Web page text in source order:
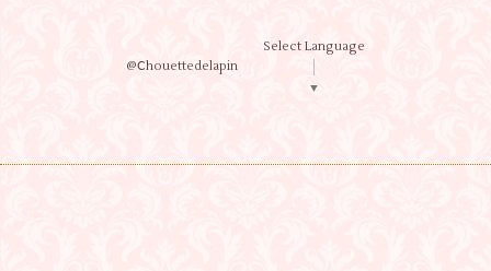
@Ⅽhouettedelapin
Select Language
▼